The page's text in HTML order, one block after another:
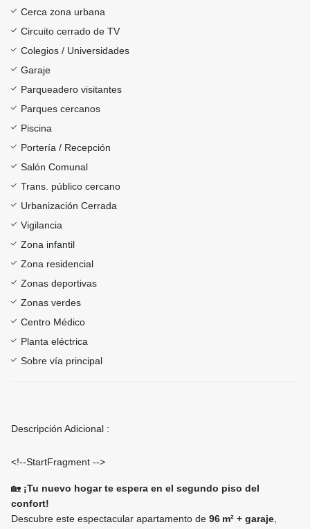
Cerca zona urbana
Circuito cerrado de TV
Colegios / Universidades
Garaje
Parqueadero visitantes
Parques cercanos
Piscina
Portería / Recepción
Salón Comunal
Trans. público cercano
Urbanización Cerrada
Vigilancia
Zona infantil
Zona residencial
Zonas deportivas
Zonas verdes
Centro Médico
Planta eléctrica
Sobre vía principal
Descripción Adicional :
<!--StartFragment -->
🏡 ¡Tu nuevo hogar te espera en el segundo piso del
confort!
Descubre este espectacular apartamento de 96 m² + garaje